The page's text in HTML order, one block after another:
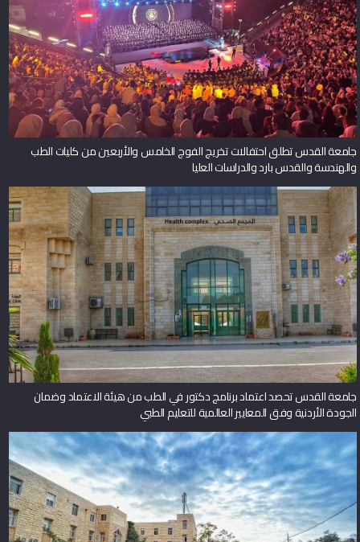
جامعة القدس تطلق احتفالات تخريج الفوج الخامس والأربعين من كليات الطب
والهندسة والقدس بارد والدراسات العليا
جامعة القدس تحصد اعتماد برنامج دكتور في الطب من هيئة الاعتماد وضمان
الجودة الأردنية وفق المعايير العالمية للتعليم الطبي